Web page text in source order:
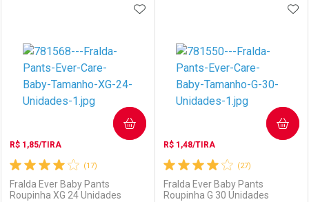
Laboratório
Por Menos Laboratório
Por Menos
(17)
R$ 1,85/TIRA
Fralda Ever Baby Pants
Roupinha XG 24 Unidades
ADICIONAR AOS FAVORITOS
COMPRAR
(27)
R$ 1,48/TIRA
Fralda Ever Baby Pants
Roupinha G 30 Unidades
COMPRAR